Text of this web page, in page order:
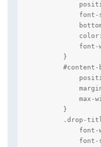
font-
font-
        }
#content-
max-
        }
.drop-
font-
font-